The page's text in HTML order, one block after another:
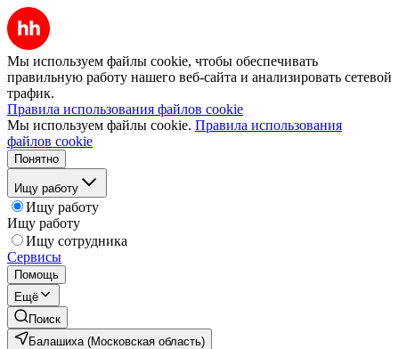
Мы используем файлы cookie, чтобы обеспечивать
правильную работу нашего веб-сайта и анализировать сетевой
трафик.
Правила использования файлов cookie
Мы используем файлы cookie. Правила использования
файлов cookie
Понятно
Ищу работу
Ищу работу
Ищу работу
Ищу сотрудника
Сервисы
Помощь
Ещё
Поиск
Балашиха (Московская область)